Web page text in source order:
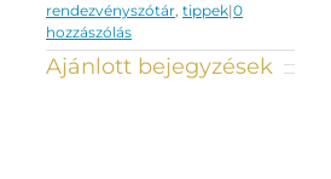
rendezvényszótár, tippek|0
hozzászólás
Ajánlott bejegyzések